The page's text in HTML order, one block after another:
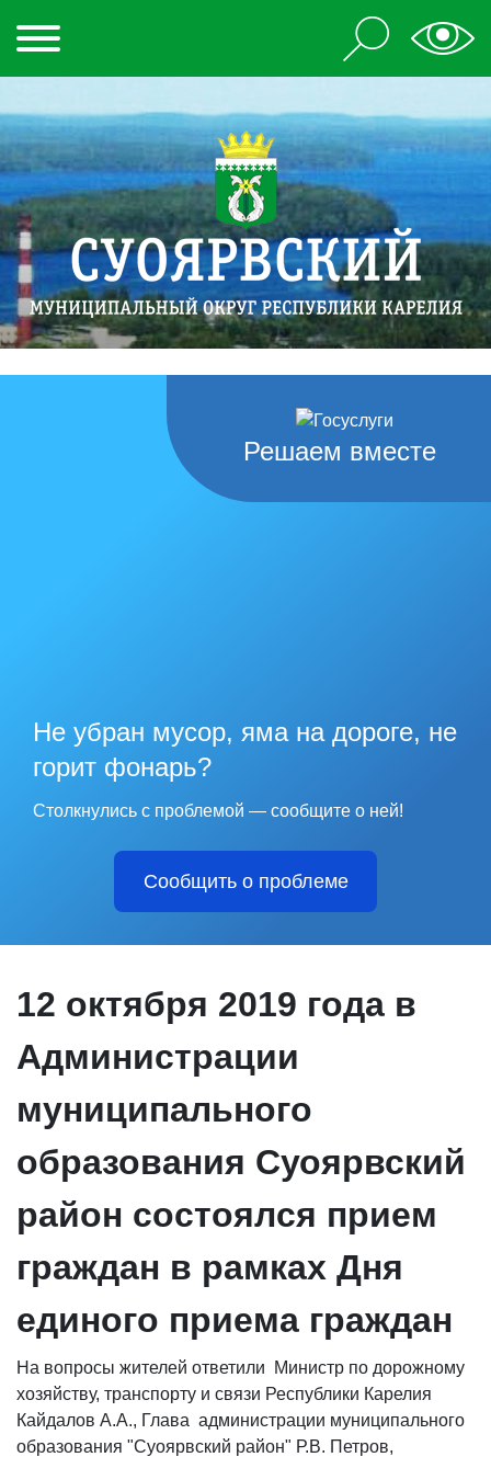
Решаем вместе
Не убран мусор, яма на дороге, не
горит фонарь?
Столкнулись с проблемой — сообщите о ней!
Сообщить о проблеме
12 октября 2019 года в
Администрации
муниципального
образования Суоярвский
район состоялся прием
граждан в рамках Дня
единого приема граждан
На вопросы жителей ответили Министр по дорожному
хозяйству, транспорту и связи Республики Карелия
Кайдалов А.А., Глава администрации муниципального
образования "Суоярвский район" Р.В. Петров,